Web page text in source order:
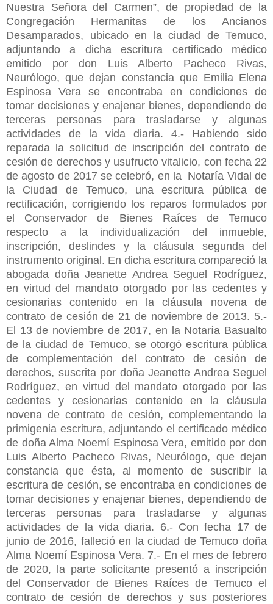
Nuestra Señora del Carmen”, de propiedad de la
Congregación Hermanitas de los Ancianos
Desamparados, ubicado en la ciudad de Temuco,
adjuntando a dicha escritura certificado médico
emitido por don Luis Alberto Pacheco Rivas,
Neurólogo, que dejan constancia que Emilia Elena
Espinosa Vera se encontraba en condiciones de
tomar decisiones y enajenar bienes, dependiendo de
terceras personas para trasladarse y algunas
actividades de la vida diaria. 4.- Habiendo sido
reparada la solicitud de inscripción del contrato de
cesión de derechos y usufructo vitalicio, con fecha 22
de agosto de 2017 se celebró, en la Notaría Vidal de
la Ciudad de Temuco, una escritura pública de
rectificación, corrigiendo los reparos formulados por
el Conservador de Bienes Raíces de Temuco
respecto a la individualización del inmueble,
inscripción, deslindes y la cláusula segunda del
instrumento original. En dicha escritura compareció la
abogada doña Jeanette Andrea Seguel Rodríguez,
en virtud del mandato otorgado por las cedentes y
cesionarias contenido en la cláusula novena de
contrato de cesión de 21 de noviembre de 2013. 5.-
El 13 de noviembre de 2017, en la Notaría Basualto
de la ciudad de Temuco, se otorgó escritura pública
de complementación del contrato de cesión de
derechos, suscrita por doña Jeanette Andrea Seguel
Rodríguez, en virtud del mandato otorgado por las
cedentes y cesionarias contenido en la cláusula
novena de contrato de cesión, complementando la
primigenia escritura, adjuntando el certificado médico
de doña Alma Noemí Espinosa Vera, emitido por don
Luis Alberto Pacheco Rivas, Neurólogo, que dejan
constancia que ésta, al momento de suscribir la
escritura de cesión, se encontraba en condiciones de
tomar decisiones y enajenar bienes, dependiendo de
terceras personas para trasladarse y algunas
actividades de la vida diaria. 6.- Con fecha 17 de
junio de 2016, falleció en la ciudad de Temuco doña
Alma Noemí Espinosa Vera. 7.- En el mes de febrero
de 2020, la parte solicitante presentó a inscripción
del Conservador de Bienes Raíces de Temuco el
contrato de cesión de derechos y sus posteriores